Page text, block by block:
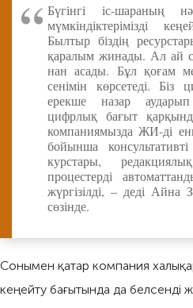
Бүгінгі іс-шараның
мүмкіндіктерімізді
Былтыр біздің
қаралым жинады. Ал ай
нан асады. Бұл қоғам
сенімін көрсетеді. Біз
ерекше назар
цифрлық бағыт
компаниямызда ЖИ-ді
бойынша
курстары,
процестерді
жүргізілді, – деді Айна
сөзінде.
Сонымен қатар компания
кеңейту бағытында да белсенді